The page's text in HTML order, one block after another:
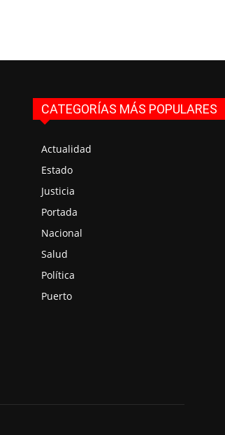
CATEGORÍAS MÁS POPULARES
Actualidad
Estado
Justicia
Portada
Nacional
Salud
Política
Puerto